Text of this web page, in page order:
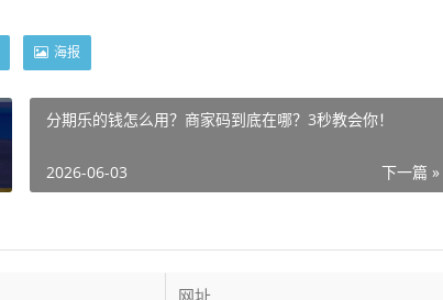
海报
分期乐的钱怎么用？商家码到底在哪？3秒教会你！
下一篇 »
2026-06-03